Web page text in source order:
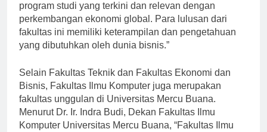
program studi yang terkini dan relevan dengan
perkembangan ekonomi global. Para lulusan dari
fakultas ini memiliki keterampilan dan pengetahuan
yang dibutuhkan oleh dunia bisnis.”
Selain Fakultas Teknik dan Fakultas Ekonomi dan
Bisnis, Fakultas Ilmu Komputer juga merupakan
fakultas unggulan di Universitas Mercu Buana.
Menurut Dr. Ir. Indra Budi, Dekan Fakultas Ilmu
Komputer Universitas Mercu Buana, “Fakultas Ilmu